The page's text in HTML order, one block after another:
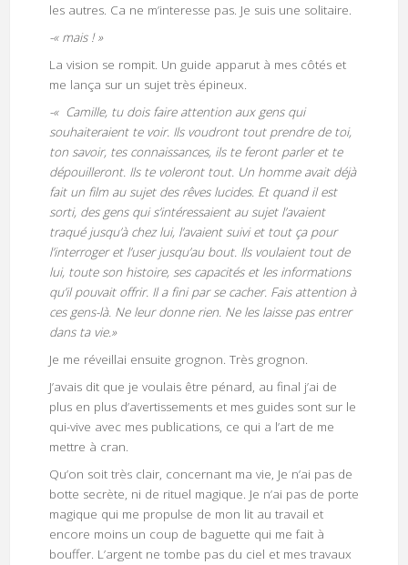
les autres. Ca ne m’interesse pas. Je suis une solitaire.
-« mais ! »
La vision se rompit. Un guide apparut à mes côtés et
me lança sur un sujet très épineux.
-« Camille, tu dois faire attention aux gens qui
souhaiteraient te voir. Ils voudront tout prendre de toi,
ton savoir, tes connaissances, ils te feront parler et te
dépouilleront. Ils te voleront tout. Un homme avait déjà
fait un film au sujet des rêves lucides. Et quand il est
sorti, des gens qui s’intéressaient au sujet l’avaient
traqué jusqu’à chez lui, l’avaient suivi et tout ça pour
l’interroger et l’user jusqu’au bout. Ils voulaient tout de
lui, toute son histoire, ses capacités et les informations
qu’il pouvait offrir. Il a fini par se cacher. Fais attention à
ces gens-là. Ne leur donne rien. Ne les laisse pas entrer
dans ta vie.»
Je me réveillai ensuite grognon. Très grognon.
J’avais dit que je voulais être pénard, au final j’ai de
plus en plus d’avertissements et mes guides sont sur le
qui-vive avec mes publications, ce qui a l’art de me
mettre à cran.
Qu’on soit très clair, concernant ma vie, Je n’ai pas de
botte secrète, ni de rituel magique. Je n’ai pas de porte
magique qui me propulse de mon lit au travail et
encore moins un coup de baguette qui me fait à
bouffer. L’argent ne tombe pas du ciel et mes travaux